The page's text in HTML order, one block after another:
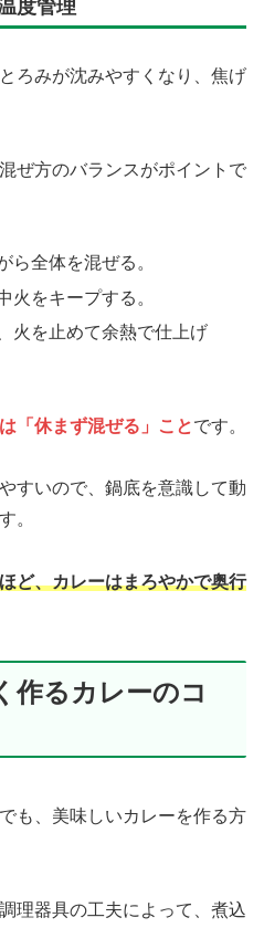
度管理
ろみが沈みやすくなり、焦げ
ぜ方のバランスがポイントで
ら全体を混ぜる。
火をキープする。
火を止めて余熱で仕上げ
「休まず混ぜる」ことです。
すいので、鍋底を意識して動
。
ど、カレーはまろやかで奥行
作るカレーのコ
も、美味しいカレーを作る方
理器具の工夫によって、煮込